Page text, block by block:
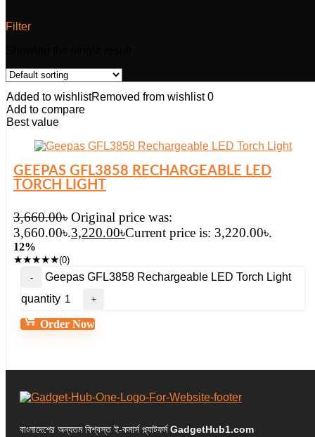
Filter
Added to wishlistRemoved from wishlist 0
Add to compare
Best value
GEEPAS GFL3858 RECHARGEABLE LED
TORCH LIGHT
3,660.00৳ Original price was:
3,660.00৳.3,220.00৳Current price is: 3,220.00৳.
12%
★★★★★(0)
Geepas GFL3858 Rechargeable LED Torch Light
quantity
Order Now
বাংলাদেশের অন্যতম বিশ্বস্ত ই-কমার্স প্ল্যাটফর্মGadgetHub1.com